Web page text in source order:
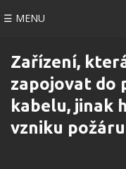
☰ MENU
Zařízení,
zapojovat do
kabelu, jinak
vzniku požáru